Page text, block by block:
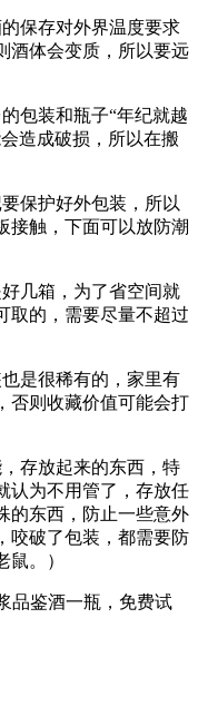
的保存对外界温度要求
酒体会变质，所以要远
包装和瓶子“年纪就越
造成破损，所以在搬
保护好外包装，所以
接触，下面可以放防潮
几箱，为了省空间就
取的，需要尽量不超过
是很稀有的，家里有
否则收藏价值可能会打
存放起来的东西，特
认为不用管了，存放任
的东西，防止一些意外
咬破了包装，都需要防
。）
品鉴酒一瓶，免费试